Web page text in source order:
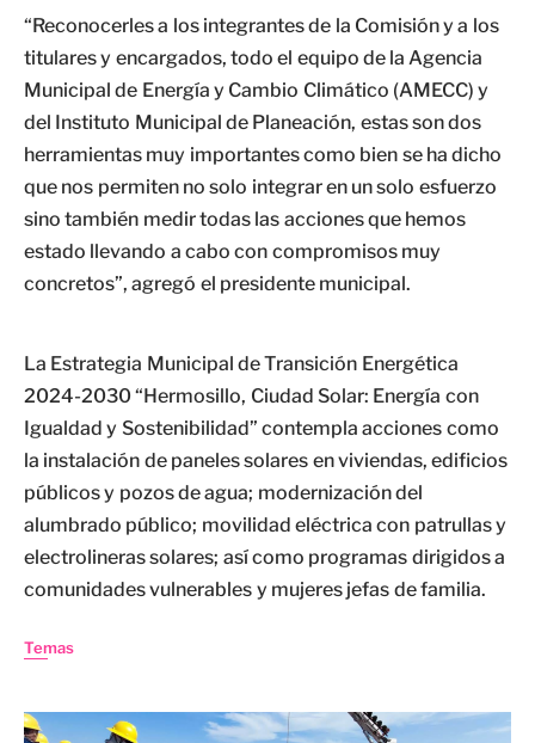
“Reconocerles a los integrantes de la Comisión y a los
titulares y encargados, todo el equipo de la Agencia
Municipal de Energía y Cambio Climático (AMECC) y
del Instituto Municipal de Planeación, estas son dos
herramientas muy importantes como bien se ha dicho
que nos permiten no solo integrar en un solo esfuerzo
sino también medir todas las acciones que hemos
estado llevando a cabo con compromisos muy
concretos”, agregó el presidente municipal.
La Estrategia Municipal de Transición Energética
2024-2030 “Hermosillo, Ciudad Solar: Energía con
Igualdad y Sostenibilidad” contempla acciones como
la instalación de paneles solares en viviendas, edificios
públicos y pozos de agua; modernización del
alumbrado público; movilidad eléctrica con patrullas y
electrolineras solares; así como programas dirigidos a
comunidades vulnerables y mujeres jefas de familia.
Temas